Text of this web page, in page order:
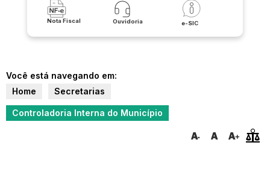
Nota Fiscal Ouvidoria e-SIC
Você está navegando em:
Home
Secretarias
Controladoria Interna do Município